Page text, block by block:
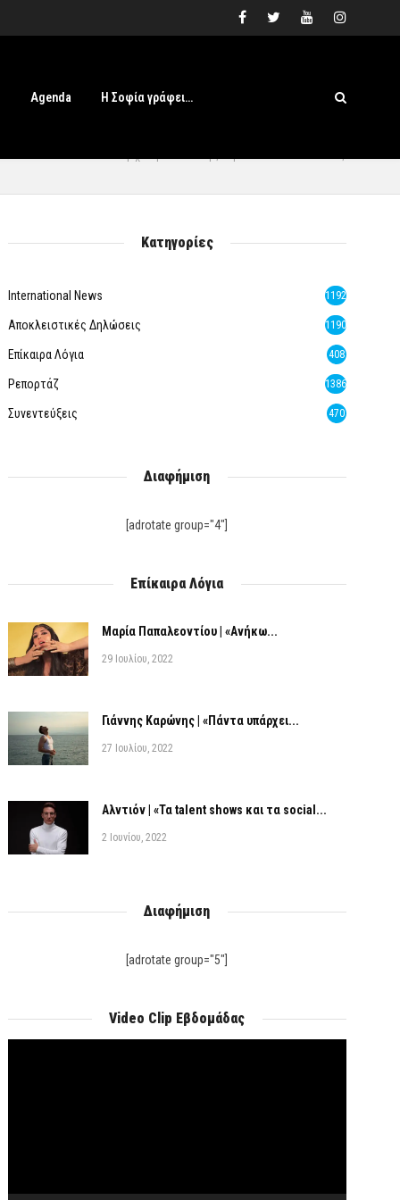
Agenda Η Σοφία γράφει…
Κατηγορίες
International News 1192
Αποκλειστικές Δηλώσεις 1190
Επίκαιρα Λόγια 408
Ρεπορτάζ 1386
Συνεντεύξεις 470
Διαφήμιση
[adrotate group="4"]
Επίκαιρα Λόγια
Μαρία Παπαλεοντίου | «Ανήκω...
29 Ιουλίου, 2022
Γιάννης Καρώνης | «Πάντα υπάρχει...
27 Ιουλίου, 2022
Αλντιόν | «Τα talent shows και τα social...
2 Ιουνίου, 2022
Διαφήμιση
[adrotate group="5"]
Video Clip Εβδομάδας